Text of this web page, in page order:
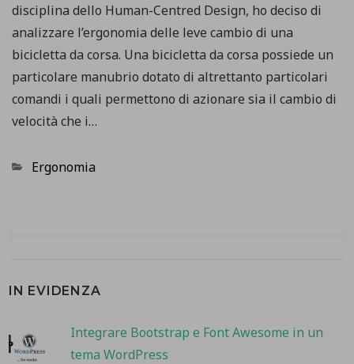
disciplina dello Human-Centred Design, ho deciso di
analizzare l’ergonomia delle leve cambio di una
bicicletta da corsa. Una bicicletta da corsa possiede un
particolare manubrio dotato di altrettanto particolari
comandi i quali permettono di azionare sia il cambio di
velocità che i…
Categorie
Ergonomia
IN EVIDENZA
Integrare Bootstrap e Font Awesome in un
tema WordPress